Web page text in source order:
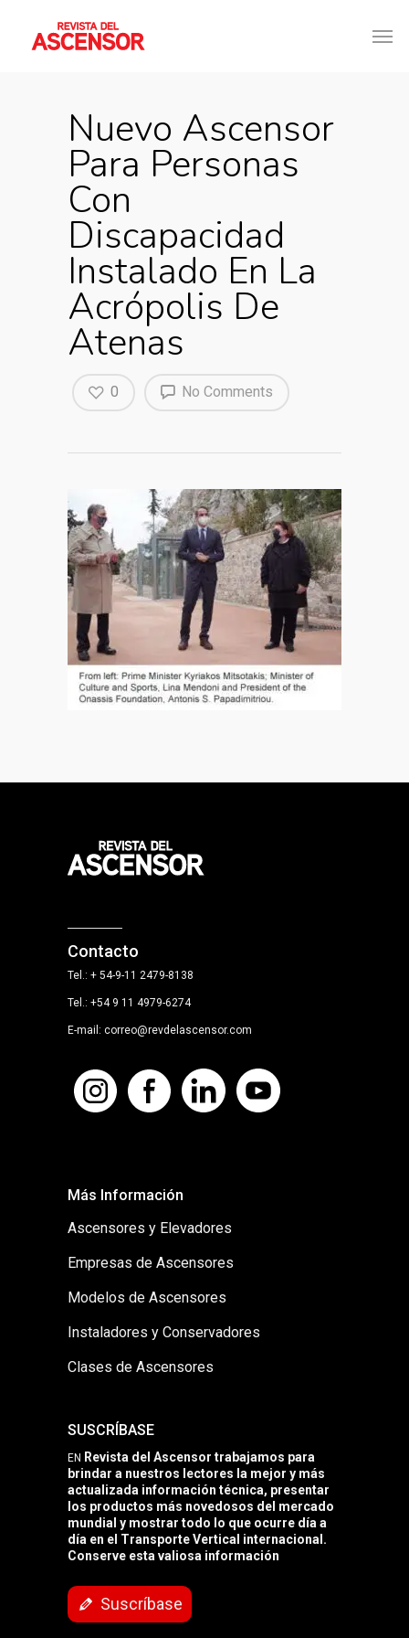
Nuevo Ascensor
Para Personas
Con
Discapacidad
Instalado En La
Acrópolis De
Atenas
No Comments
0
Contacto
Tel.: + 54-9-11 2479-8138
Tel.: +54 9 11 4979-6274
E-mail: correo@revdelascensor.com
Más Información
Ascensores y Elevadores
Empresas de Ascensores
Modelos de Ascensores
Instaladores y Conservadores
Clases de Ascensores
SUSCRÍBASE
EN Revista del Ascensor trabajamos para
brindar a nuestros lectores la mejor y más
actualizada información técnica, presentar
los productos más novedosos del mercado
mundial y mostrar todo lo que ocurre día a
día en el Transporte Vertical internacional.
Conserve esta valiosa información
Suscríbase